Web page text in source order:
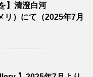
】清澄白河
リ）にて（2025年7月